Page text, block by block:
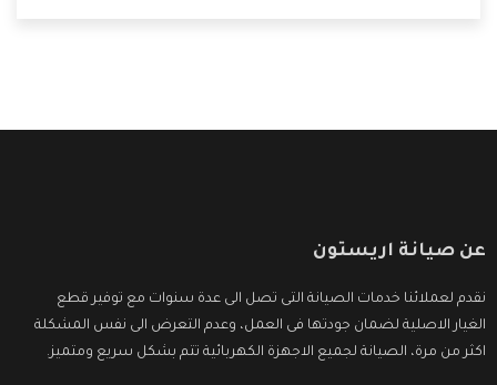
عن صيانة اريستون
نقدم لعملائنا خدمات الصيانة التى تصل الى عدة سنوات مع توفير قطع
الغيار الاصلية لضمان جودتها فى العمل، وعدم التعرض الى نفس المشكلة
اكثر من مرة، الصيانة لجميع الاجهزة الكهربائية تتم بشكل سريع ومتميز.